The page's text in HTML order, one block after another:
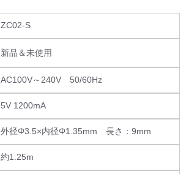
ZC02-S
新品＆未使用
AC100V～240V 50/60Hz
5V 1200mA
外径Φ3.5×内径Φ1.35mm 長さ：9mm
約1.25m